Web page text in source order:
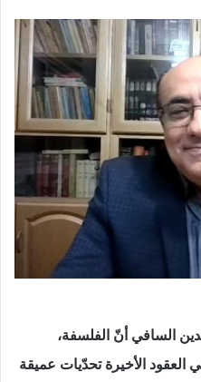
السافي أنّ الفلسفة،
الأخيرة تحدّيات عميقة